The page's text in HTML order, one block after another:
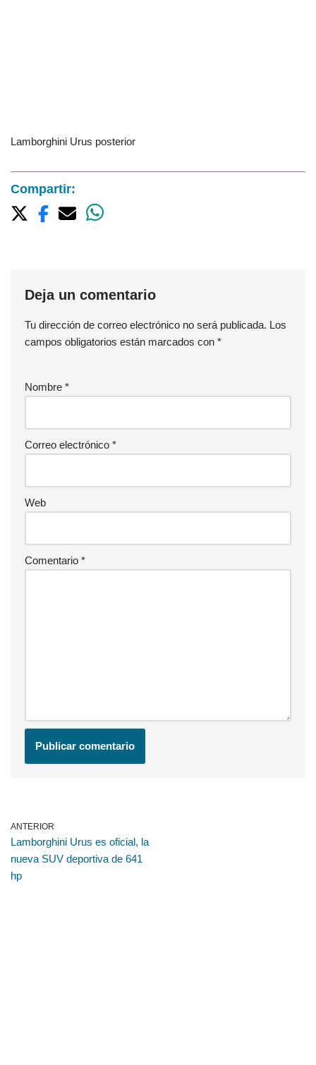
Lamborghini Urus posterior
Compartir:
Deja un comentario
Tu dirección de correo electrónico no será publicada. Los
campos obligatorios están marcados con *
Nombre *
Correo electrónico *
Web
Comentario *
ANTERIOR
Lamborghini Urus es oficial, la
nueva SUV deportiva de 641
hp